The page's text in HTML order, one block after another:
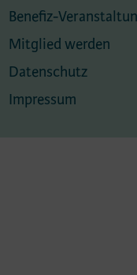
Benefiz-
Mitglied werden
Datenschutz
Impressum